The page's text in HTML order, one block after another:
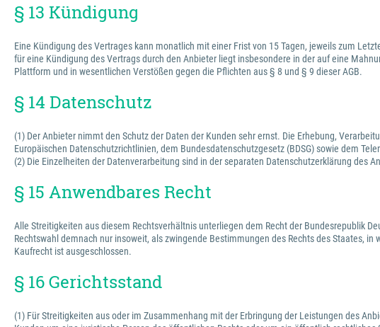
§ 13 Kündigung
Eine Kündigung des Vertrages kann monatlich mit einer Frist von 15 Tagen, jeweils zum
für eine Kündigung des Vertrags durch den Anbieter liegt insbesondere in der auf eine
Plattform und in wesentlichen Verstößen gegen die Pflichten aus § 8 und § 9 dieser AGB.
§ 14 Datenschutz
(1) Der Anbieter nimmt den Schutz der Daten der Kunden sehr ernst. Die Erhebung,
Europäischen Datenschutzrichtlinien, dem Bundesdatenschutzgesetz (BDSG) sowie dem
(2) Die Einzelheiten der Datenverarbeitung sind in der separaten Datenschutzerklärung des
§ 15 Anwendbares Recht
Alle Streitigkeiten aus diesem Rechtsverhältnis unterliegen dem Recht der Bundesrepublik
Rechtswahl demnach nur insoweit, als zwingende Bestimmungen des Rechts des Staates,
Kaufrecht ist ausgeschlossen.
§ 16 Gerichtsstand
(1) Für Streitigkeiten aus oder im Zusammenhang mit der Erbringung der Leistungen des